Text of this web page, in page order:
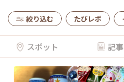
絞り込む たびレポ
スポット 記事